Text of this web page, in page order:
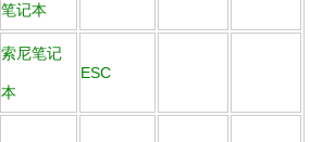
笔记本
索尼笔记
本
ESC